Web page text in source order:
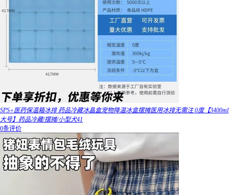
SPS+医药保温箱冰排 药品冷藏冰晶盒宠物降温冰盒摆摊医用冰排无需注 0度【3400ml
大号】药品冷藏/摆摊/小型犬41
0条评价